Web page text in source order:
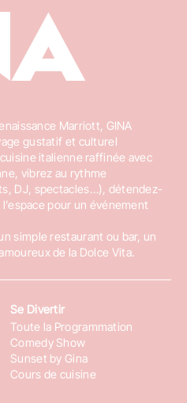
Marriott, GINA
gustatif et culturel
italienne raffinée avec
vibrez au rythme
DJ, spectacles…), détendez-
pour un événement
simple restaurant ou bar, un
de la Dolce Vita.
Se Divertir
Toute la Programmation
Comedy Show
Sunset by Gina
Cours de cuisine